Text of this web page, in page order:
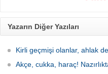
Yazarın Diğer Yazıları
Kirli geçmişi olanlar, ahlak
Akçe, cukka, haraç!